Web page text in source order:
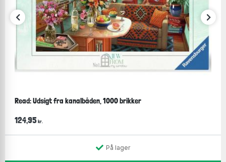
Read: Udsigt fra kanalbåden, 1000 brikker
124,95 kr.
På lager